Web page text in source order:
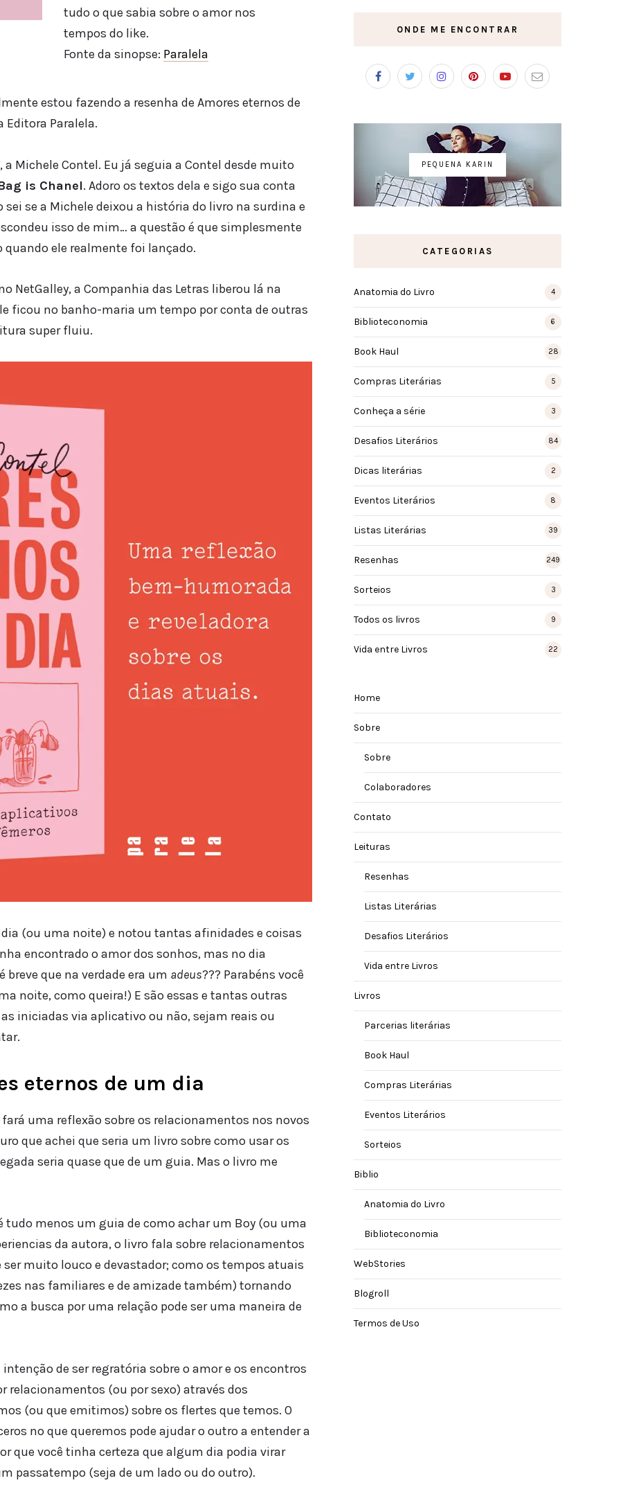
tudo o que sabia sobre o amor nos
tempos do like.
Fonte da sinopse: Paralela
estou fazendo a resenha de Amores eternos de
Editora Paralela.
Michele Contel. Eu já seguia a Contel desde muito
is Chanel. Adoro os textos dela e sigo sua conta
se a Michele deixou a história do livro na surdina e
isso de mim… a questão é que simplesmente
ele realmente foi lançado.
NetGalley, a Companhia das Letras liberou lá na
ficou no banho-maria um tempo por conta de outras
super fluiu.
(ou uma noite) e notou tantas afinidades e coisas
encontrado o amor dos sonhos, mas no dia
que na verdade era um adeus??? Parabéns você
noite, como queira!) E são essas e tantas outras
iniciadas via aplicativo ou não, sejam reais ou
eternos de um dia
uma reflexão sobre os relacionamentos nos novos
que achei que seria um livro sobre como usar os
seria quase que de um guia. Mas o livro me
tudo menos um guia de como achar um Boy (ou uma
da autora, o livro fala sobre relacionamentos
muito louco e devastador; como os tempos atuais
nas familiares e de amizade também) tornando
a busca por uma relação pode ser uma maneira de
de ser regratória sobre o amor e os encontros
relacionamentos (ou por sexo) através dos
(ou que emitimos) sobre os flertes que temos. O
no que queremos pode ajudar o outro a entender a
que você tinha certeza que algum dia podia virar
passatempo (seja de um lado ou do outro).
ONDE ME ENCONTRAR
PEQUENA KARIN
CATEGORIAS
Anatomia do Livro 4
Biblioteconomia 6
Book Haul 28
Compras Literárias 5
Conheça a série 3
Desafios Literários 84
Dicas literárias 2
Eventos Literários 8
Listas Literárias 39
Resenhas 249
Sorteios 3
Todos os livros 9
Vida entre Livros 22
Home
Sobre
Sobre
Colaboradores
Contato
Leituras
Resenhas
Listas Literárias
Desafios Literários
Vida entre Livros
Livros
Parcerias literárias
Book Haul
Compras Literárias
Eventos Literários
Sorteios
Biblio
Anatomia do Livro
Biblioteconomia
WebStories
Blogroll
Termos de Uso